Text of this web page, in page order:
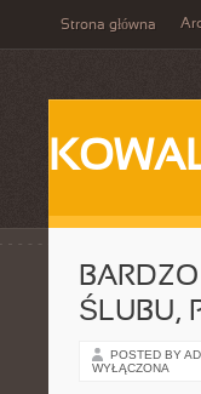
Strona główna
ŚLUBU,
POSTED BY
WYŁĄCZONA